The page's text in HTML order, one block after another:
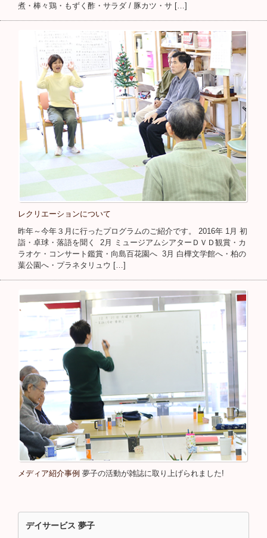
煮・棒々鶏・もずく酢・サラダ / 豚カツ・サ […]
レクリエーションについて
昨年～今年３月に行ったプログラムのご紹介です。 2016年 1月 初
詣・卓球・落語を聞く 2月 ミュージアムシアターＤＶＤ観賞・カ
ラオケ・コンサート鑑賞・向島百花園へ 3月 白樺文学館へ・柏の
葉公園へ・プラネタリュウ […]
メディア紹介事例 夢子の活動が雑誌に取り上げられました!
デイサービス 夢子